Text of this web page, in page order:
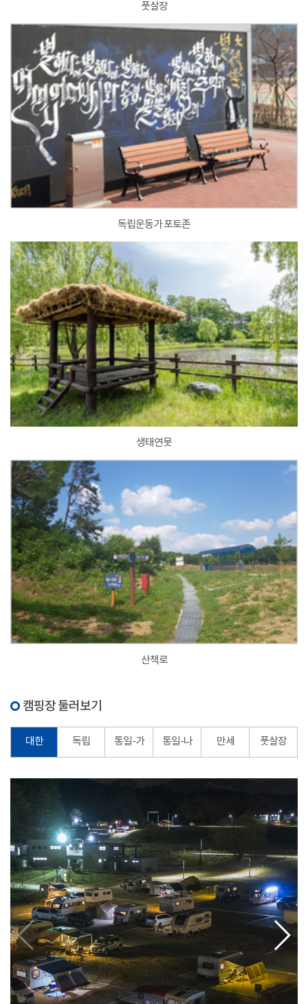
풋살장
독립운동가 포토존
생태연못
산책로
캠핑장 둘러보기
대한 독립 통일-가 통일-나 만세 풋살장